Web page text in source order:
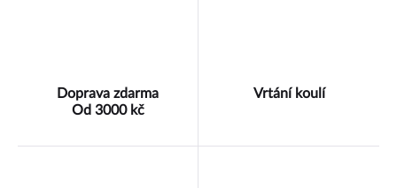
Doprava zdarma
Od 3000 kč
Vrtání koulí